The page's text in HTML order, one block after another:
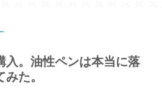
入。油性ペンは本当に落
た。